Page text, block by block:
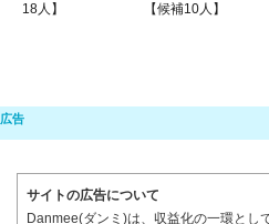
18人】
【候補10人】
サイトの広告について
Danmee(ダンミ)は、収益化の一環とし